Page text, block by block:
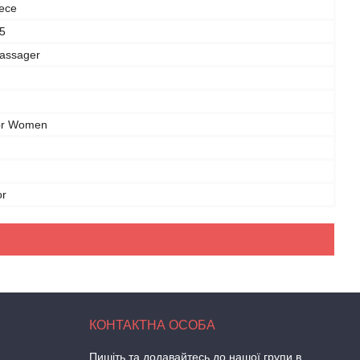
Women
Пишіть та додавайтесь до нашої групи в